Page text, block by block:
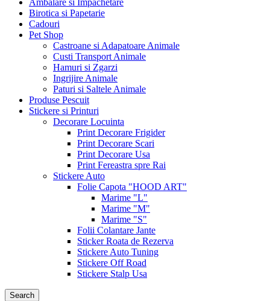
Ambalare si Impachetare
Birotica si Papetarie
Cadouri
Pet Shop
Castroane si Adapatoare Animale
Custi Transport Animale
Hamuri si Zgarzi
Ingrijire Animale
Paturi si Saltele Animale
Produse Pescuit
Stickere si Printuri
Decorare Locuinta
Print Decorare Frigider
Print Decorare Scari
Print Decorare Usa
Print Fereastra spre Rai
Stickere Auto
Folie Capota "HOOD ART"
Marime "L"
Marime "M"
Marime "S"
Folii Colantare Jante
Sticker Roata de Rezerva
Stickere Auto Tuning
Stickere Off Road
Stickere Stalp Usa
Search